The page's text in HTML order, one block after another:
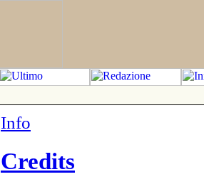
Info
Credits